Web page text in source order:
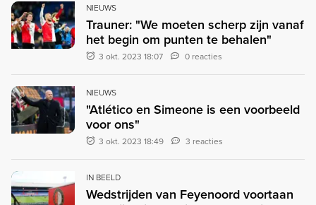
NIEUWS
Trauner: "We moeten scherp zijn vanaf
het begin om punten te behalen"
3 okt. 2023 18:07 0 reacties
NIEUWS
"Atlético en Simeone is een voorbeeld
voor ons"
3 okt. 2023 18:49 3 reacties
IN BEELD
Wedstrijden van Feyenoord voortaan